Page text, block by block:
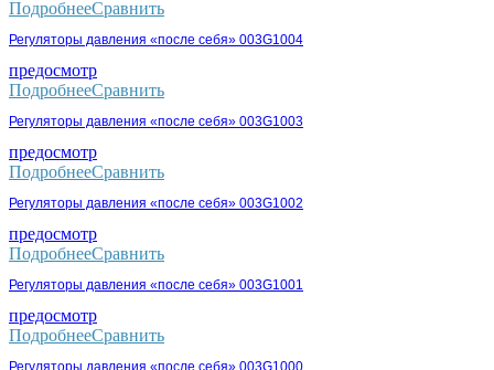
ПодробнееСравнить
Регуляторы давления «после себя» 003G1004
предосмотр
ПодробнееСравнить
Регуляторы давления «после себя» 003G1003
предосмотр
ПодробнееСравнить
Регуляторы давления «после себя» 003G1002
предосмотр
ПодробнееСравнить
Регуляторы давления «после себя» 003G1001
предосмотр
ПодробнееСравнить
Регуляторы давления «после себя» 003G1000